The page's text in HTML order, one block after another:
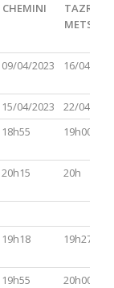
CHEMINI
TAZRIA
CHEMINI
TAZRIA
09/04/2023 16/04/
15/04/2023
22/04/
18h55 19h00
20h15 20h
19h18 19h27
19h55 20h00